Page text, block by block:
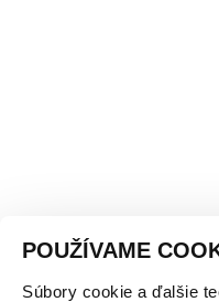
POUŽÍVAME
Súbory cookie a ďalšie